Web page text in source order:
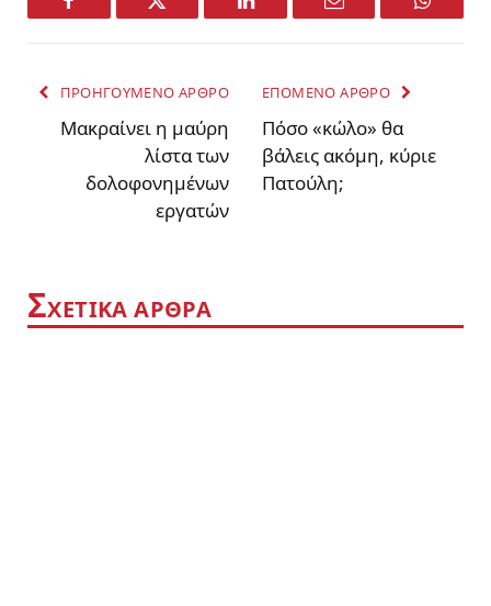
Facebook Twitter LinkedIn Email
ΠΡΟΗΓΟΥΜΕΝΟ ΑΡΘΡΟ
Μακραίνει η μαύρη
λίστα των
δολοφονημένων
εργατών
ΕΠΟΜΕΝΟ ΑΡΘΡΟ
Πόσο «κώλο» θα
βάλεις ακόμη, κύριε
Πατούλη;
ΣΧΕΤΙΚΑ ΑΡΘΡΑ